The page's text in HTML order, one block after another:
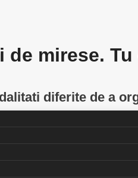
de mirese.
diferite de a
acestea se
din multime. Iata